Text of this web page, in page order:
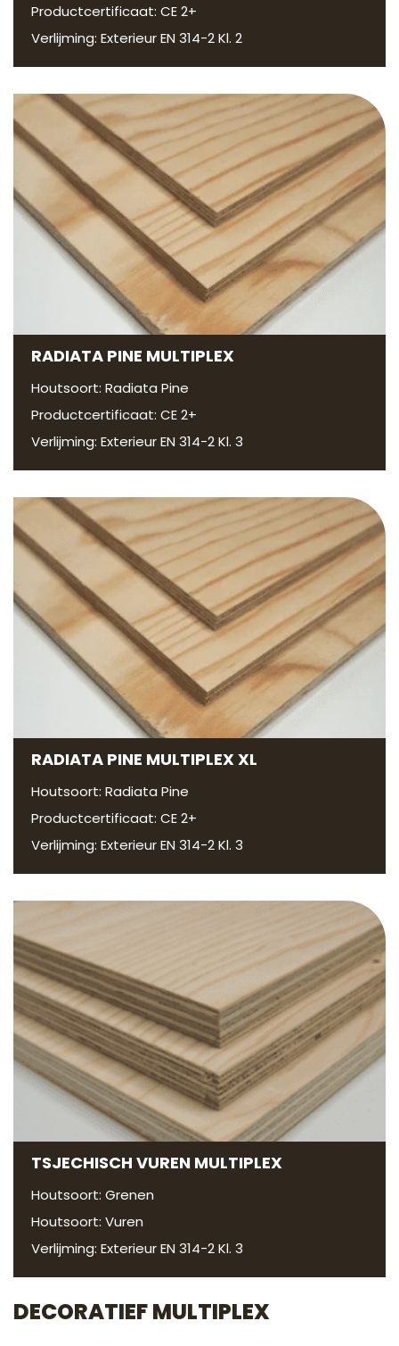
Productcertificaat: CE 2+
Verlijming: Exterieur EN 314-2 Kl. 2
RADIATA PINE MULTIPLEX
Productcertificaat: CE 2+
Verlijming: Exterieur EN 314-2 Kl. 3
Houtsoort: Radiata Pine
RADIATA PINE MULTIPLEX XL
Productcertificaat: CE 2+
Verlijming: Exterieur EN 314-2 Kl. 3
Houtsoort: Radiata Pine
TSJECHISCH VUREN MULTIPLEX
Verlijming: Exterieur EN 314-2 Kl. 3
Houtsoort: Grenen
Houtsoort: Vuren
DECORATIEF MULTIPLEX